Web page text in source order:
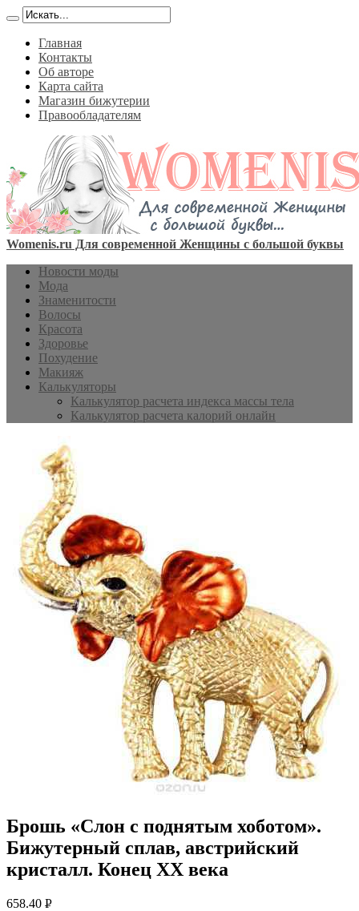
Главная
Контакты
Об авторе
Карта сайта
Магазин бижутерии
Правообладателям
Womenis.ru Для современной Женщины с большой буквы
Новости моды
Мода
Знаменитости
Волосы
Красота
Здоровье
Похудение
Макияж
Калькуляторы
Калькулятор расчета индекса массы тела
Калькулятор расчета калорий онлайн
Брошь «Слон с поднятым хоботом».
Бижутерный сплав, австрийский
кристалл. Конец XX века
658.40 Р